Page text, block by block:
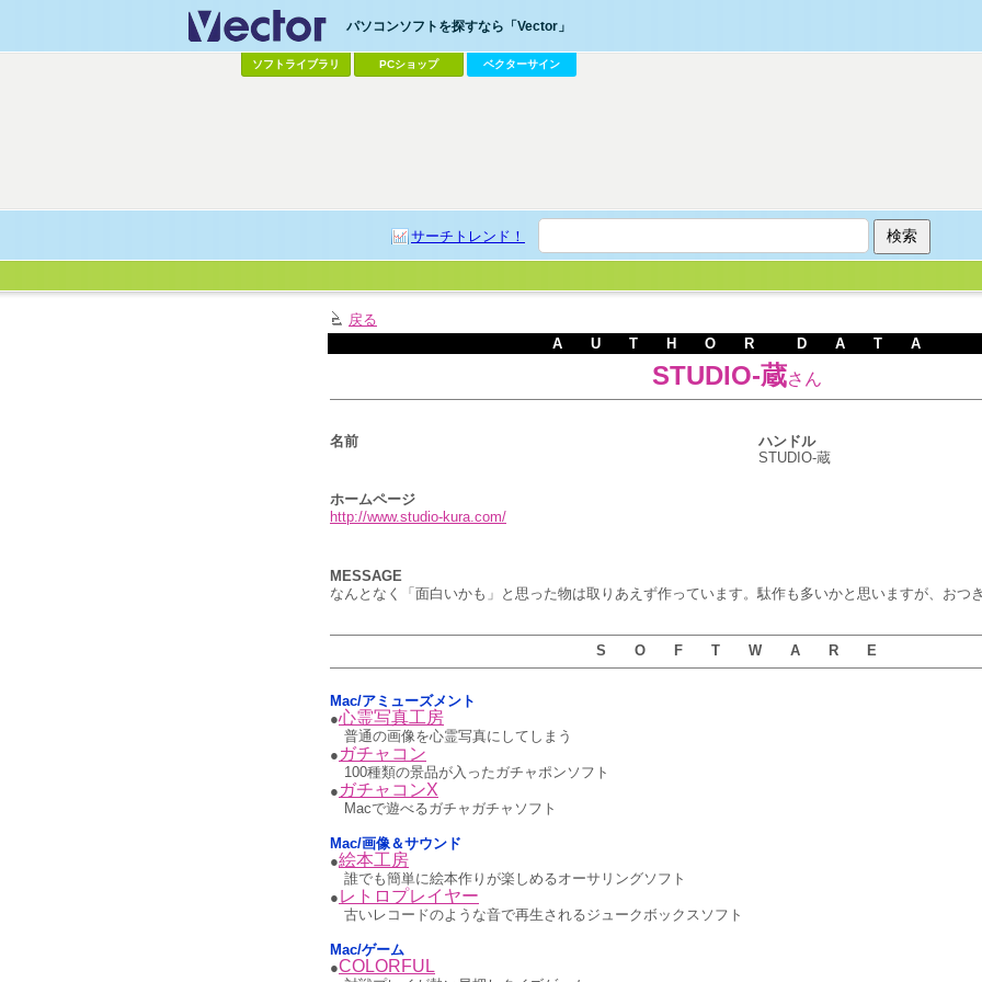
パソコンソフトを探すなら「Vector」
ソフトライブラリ PCショップ ベクターサイン
サーチトレンド！
戻る
A U T H O R D A T A
STUDIO-蔵さん
名前
ハンドル
STUDIO-蔵
ホームページ
http://www.studio-kura.com/
MESSAGE
なんとなく「面白いかも」と思った物は取りあえず作っています。駄作も多いかと思いますが、おつ
S O F T W A R E
Mac/アミューズメント
●心霊写真工房
普通の画像を心霊写真にしてしまう
● ガチャコン
100種類の景品が入ったガチャポンソフト
● ガチャコンX
Macで遊べるガチャガチャソフト
Mac/画像＆サウンド
●絵本工房
誰でも簡単に絵本作りが楽しめるオーサリングソフト
● レトロプレイヤー
古いレコードのような音で再生されるジュークボックスソフト
Mac/ゲーム
●COLORFUL